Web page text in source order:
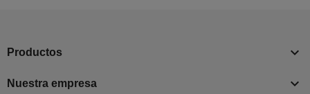
Productos 
Nuestra empresa 